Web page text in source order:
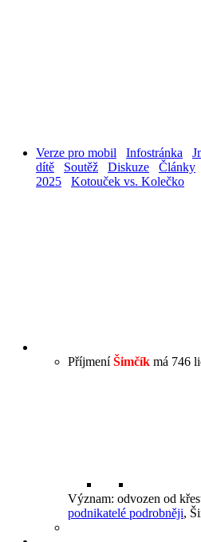
Verze pro mobil Infostránka
dítě
Soutěž Diskuze Články
2025
Kotouček vs. Kolečko
PříjmeníŠimčík má 746
Význam: odvozen od
podnikatelé podrobněji,